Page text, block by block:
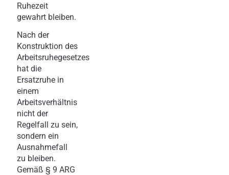
Ruhezeit
gewahrt bleiben.
Nach der
Konstruktion des
Arbeitsruhegesetzes
hat die
Ersatzruhe in
einem
Arbeitsverhältnis
nicht der
Regelfall zu sein,
sondern ein
Ausnahmefall
zu bleiben.
Gemäß § 9 ARG